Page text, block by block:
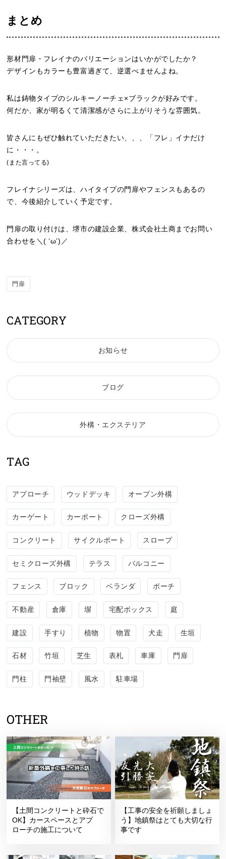
まとめ
形材門扉・フレイナのバリエーションはいかがでしたか？
デザインもカラーも豊富過ぎて、逆選べませんよね。
私は鋳物タイプのシルキーノーチェ×ブラックが好みです。
何だか、家が明るくて清潔感がさらに上がりそうな雰囲気。
皆さんにもぜひ触れていただきたい、、、「フレ」イナだけ
に・・・。
(また言ってる)
フレイナシリーズは、ハイタイプの門扉やフェンスもあるの
で、今後紹介していく予定です。
門扉の取り付けは、堺市の建設企業、株式会社土商までお問い
合わせを＼( ‘ω’)／
門扉
CATEGORY
お知らせ
ブログ
外構・エクステリア
TAG
アプローチ ウッドデッキ オープン外構
カーゲート カーポート クローズ外構
コンクリート サイクルポート スロープ
セミクローズ外構 テラス バルコニー
フェンス ブロック ベランダ ポーチ
不動産 倉庫 塀 宅配ボックス 庭
建設 手すり 植物 物置 犬走 生垣
石材 竹垣 芝生 表札 車庫 門扉
門柱 門袖壁 風水 駐車場
OTHER
【土間コンクリートと砕石で
OK】カースペースとアプ
ローチの施工について
【工事の安全を祈願しましょ
う】地鎮祭はとても大切な行
事です